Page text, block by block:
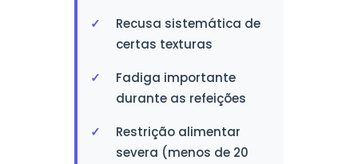
Recusa sistemática de
certas texturas
Fadiga importante
durante as refeições
Restrição alimentar
severa (menos de 20